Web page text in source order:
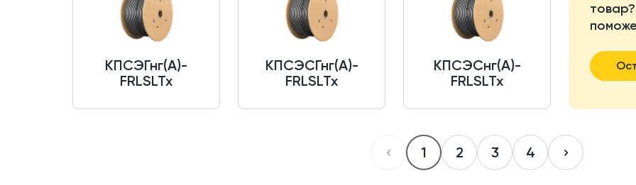
КПСЭГнг(A)-
FRLSLTx
КПСЭСГнг(A)-
FRLSLTx
КПСЭСнг(A)-
FRLSLTx
1 2 3 4